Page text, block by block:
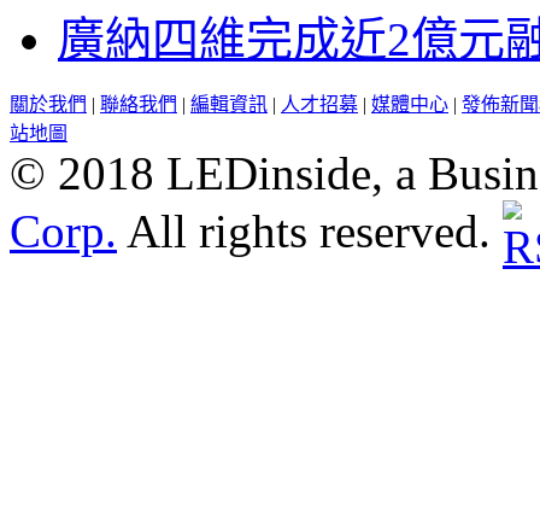
廣納四維完成近2億元
關於我們 | 聯絡我們 | 編輯資訊 | 人才招募 | 媒體中心 | 發佈新
站地圖
© 2018 LEDinside, a
Corp. All rights reserved.